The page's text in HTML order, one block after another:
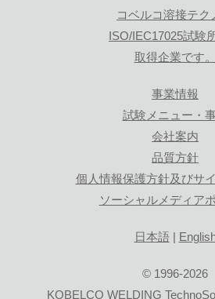
コベルコ溶接テク
ISO/IEC17025試験
取得企業です。
事業情報
試験メニュー・
会社案内
品質方針
個人情報保護方針及びサ
ソーシャルメディア
日本語|
© 1996-2026
KOBELCO WELDING